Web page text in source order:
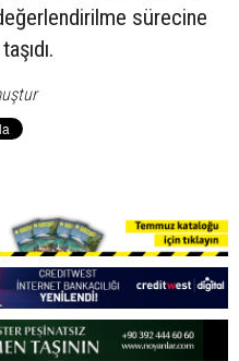
sürecine